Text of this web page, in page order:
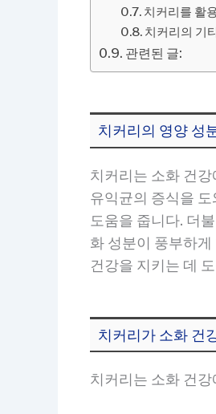
치커리를 활
치커리의 기
관련된 글:
치커리의 영양 성
치커리는 소화 건
유익균의 증식을
도움을 줍니다. 더
화 성분이 풍부하
건강을 지키는 데
치커리가 소화 건
치커리는 소화 건